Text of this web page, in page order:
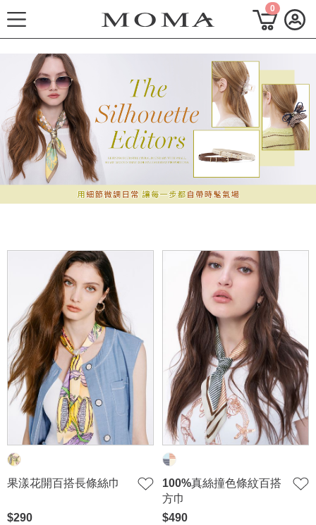
功能選單
2026秋季形象 Mode 風格
熱門主題
每週新品
連身系列
百搭配件
穿搭美學
關於MOMA
網站須知與政策
0
果漾花開百搭長條絲巾
$290
100%真絲撞色條紋百搭
方巾
$490